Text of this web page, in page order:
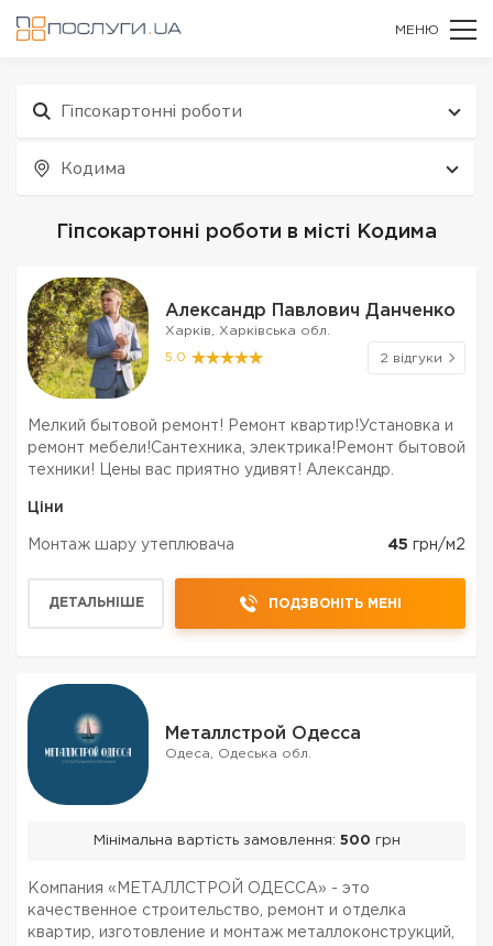
МЕНЮ
Гіпсокартонні роботи
Кодима
Гіпсокартонні роботи в місті Кодима
Александр Павлович Данченко
Харків, Харківська обл.
5.0 2 відгуки
Мелкий бытовой ремонт! Ремонт квартир!Установка и
ремонт мебели!Сантехника, электрика!Ремонт бытовой
техники! Цены вас приятно удивят! Александр.
Ціни
Монтаж шару утеплювача 45 грн/м2
ДЕТАЛЬНІШЕ ПОДЗВОНІТЬ МЕНІ
Металлстрой Одесса
Одеса, Одеська обл.
Мінімальна вартість замовлення: 500 грн
Компания «МЕТАЛЛСТРОЙ ОДЕССА» - это
качественное строительство, ремонт и отделка
квартир, изготовление и монтаж металлоконструкций,